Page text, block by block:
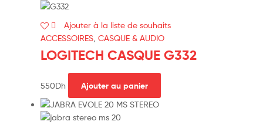
Ajouter à la liste de souhaits
ACCESSOIRES CASQUE & AUDIO
LOGITECH CASQUE G332
550Dh Ajouter au panier